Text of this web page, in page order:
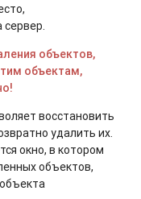
сервер.
объектов,
объектам,
восстановить
удалить их.
окно, в котором
объектов,